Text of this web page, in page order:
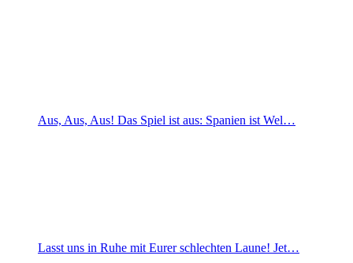
Aus, Aus, Aus! Das Spiel ist aus: Spanien ist Wel…
Lasst uns in Ruhe mit Eurer schlechten Laune! Jet…